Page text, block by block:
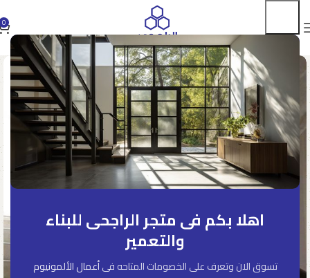
اهلا بكم فى متجر الراجحى للبناء
والتعمير
تسوق الان وتعرف على الخصومات المتاحه فىأعمال الألمونيوم
0